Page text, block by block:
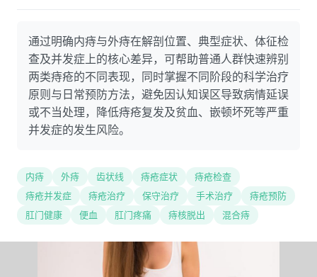
通过明确内痔与外痔在解剖位置、典型症状、体征检
查及并发症上的核心差异，可帮助普通人群快速辨别
两类痔疮的不同表现，同时掌握不同阶段的科学治疗
原则与日常预防方法，避免因认知误区导致病情延误
或不当处理，降低痔疮复发及贫血、嵌顿坏死等严重
并发症的发生风险。
内痔 外痔 齿状线 痔疮症状
痔疮检查
痔疮并发症
痔疮治疗 保守治疗 手术治疗
痔疮预防
肛门健康
便血 肛门疼痛 痔核脱出 混合痔